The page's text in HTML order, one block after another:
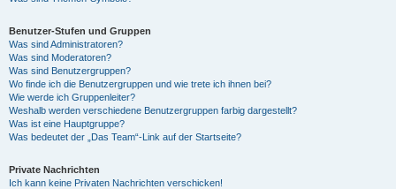
Benutzer-Stufen und Gruppen
Was sind Administratoren?
Was sind Moderatoren?
Was sind Benutzergruppen?
Wo finde ich die Benutzergruppen und wie trete ich ihnen bei?
Wie werde ich Gruppenleiter?
Weshalb werden verschiedene Benutzergruppen farbig dargestellt?
Was ist eine Hauptgruppe?
Was bedeutet der „Das Team“-Link auf der Startseite?
Private Nachrichten
Ich kann keine Privaten Nachrichten verschicken!